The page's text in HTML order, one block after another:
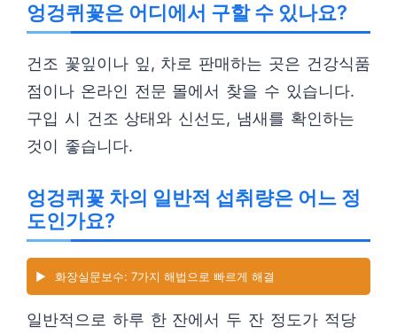
엉겅퀴꽃은 어디에서 구할 수 있나요?
건조 꽃잎이나 잎, 차로 판매하는 곳은 건강식품
점이나 온라인 전문 몰에서 찾을 수 있습니다.
구입 시 건조 상태와 신선도, 냄새를 확인하는
것이 좋습니다.
엉겅퀴꽃 차의 일반적 섭취량은 어느 정
도인가요?
▶️ 화장실문보수: 7가지 해법으로 빠르게 해결
일반적으로 하루 한 잔에서 두 잔 정도가 적당